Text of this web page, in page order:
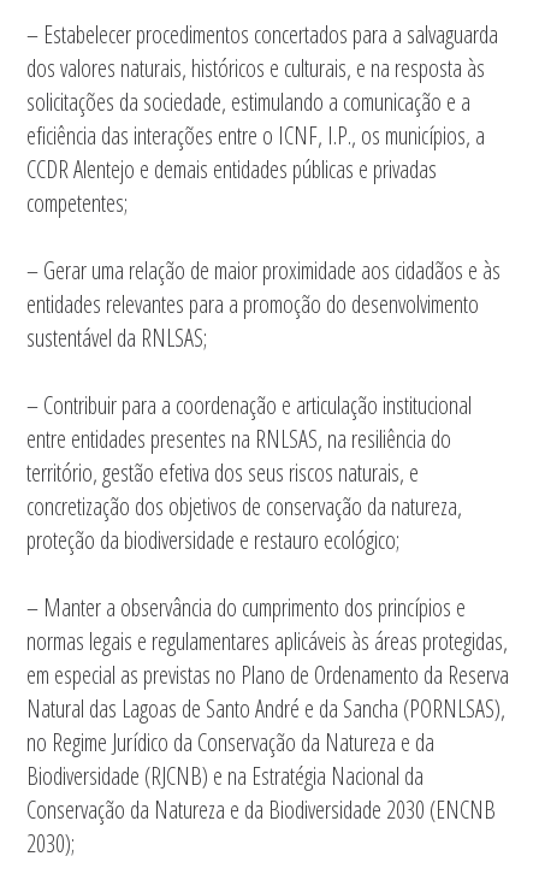
– Estabelecer procedimentos concertados para a salvaguarda
dos valores naturais, históricos e culturais, e na resposta às
solicitações da sociedade, estimulando a comunicação e a
eficiência das interações entre o ICNF, I.P., os municípios, a
CCDR Alentejo e demais entidades públicas e privadas
competentes;
– Gerar uma relação de maior proximidade aos cidadãos e às
entidades relevantes para a promoção do desenvolvimento
sustentável da RNLSAS;
– Contribuir para a coordenação e articulação institucional
entre entidades presentes na RNLSAS, na resiliência do
território, gestão efetiva dos seus riscos naturais, e
concretização dos objetivos de conservação da natureza,
proteção da biodiversidade e restauro ecológico;
– Manter a observância do cumprimento dos princípios e
normas legais e regulamentares aplicáveis às áreas protegidas,
em especial as previstas no Plano de Ordenamento da Reserva
Natural das Lagoas de Santo André e da Sancha (PORNLSAS),
no Regime Jurídico da Conservação da Natureza e da
Biodiversidade (RJCNB) e na Estratégia Nacional da
Conservação da Natureza e da Biodiversidade 2030 (ENCNB
2030);